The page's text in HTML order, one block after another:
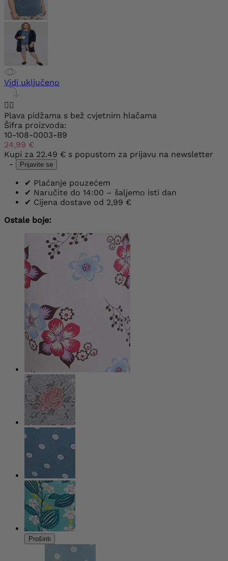
Vidi uključeno

Plava pidžama s bež cvjetnim hlačama
Šifra proizvoda:
10-108-0003-B9
24,99 €
Kupi za 22.49 € s popustom za prijavu na newsletter
-
Prijavite se
✔ Plaćanje pouzećem
✔ Naručite do 14:00 – šaljemo isti dan
✔ Cijena dostave od 2,99 €
Ostale boje:
Proširiti